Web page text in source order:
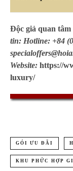
Độc giả quan
tin: Hotline: +84
specialoffers@hoi
Website: https://
luxury/
GÓI ƯU ĐÃI
KHU PHỨC HỢP